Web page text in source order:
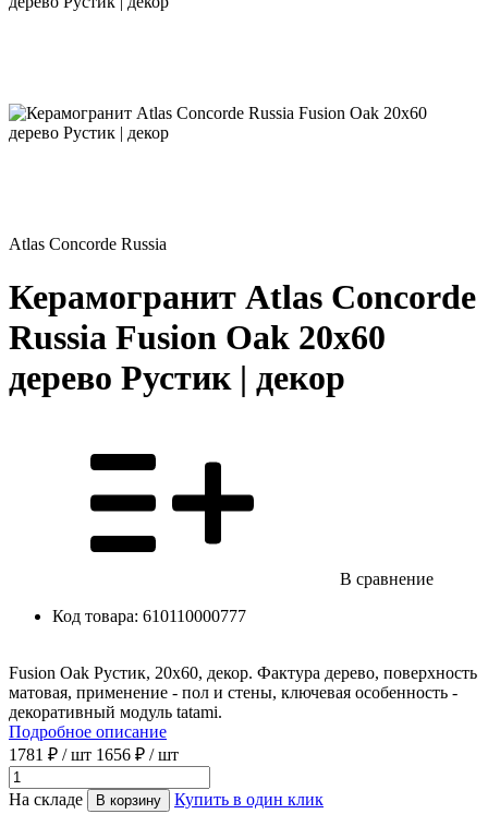
Atlas Concorde Russia
Керамогранит Atlas Concorde
Russia Fusion Oak 20x60
дерево Рустик | декор
В сравнение
Код товара: 610110000777
Fusion Oak Рустик, 20x60, декор. Фактура дерево, поверхность
матовая, применение - пол и стены, ключевая особенность -
декоративный модуль tatami.
Подробное описание
1781 ₽ / шт 1656 ₽ / шт
На складе В корзину Купить в один клик